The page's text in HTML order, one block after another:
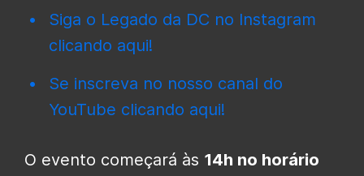
Siga o Legado da DC no Instagram
clicando aqui!
Se inscreva no nosso canal do
YouTube clicando aqui!
O evento começará às 14h no horário